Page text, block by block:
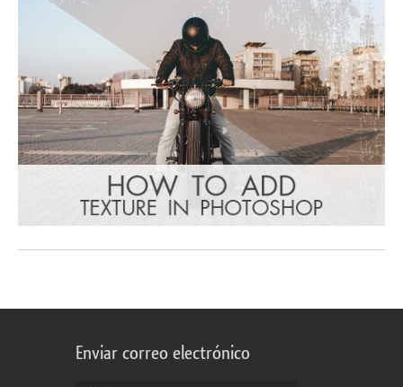
Enviar correo electrónico